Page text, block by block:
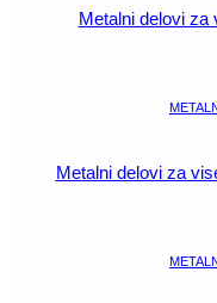
Metalni delovi za
Metalni delovi za